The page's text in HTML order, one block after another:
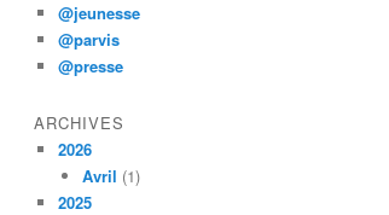
@jeunesse
@parvis
@presse
ARCHIVES
2026
Avril (1)
2025